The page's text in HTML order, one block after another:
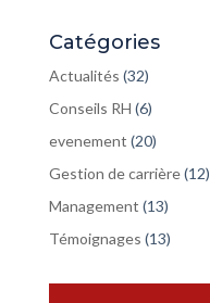
Catégories
Actualités (32)
Conseils RH (6)
evenement (20)
Gestion de carrière(12)
Management (13)
Témoignages (13)